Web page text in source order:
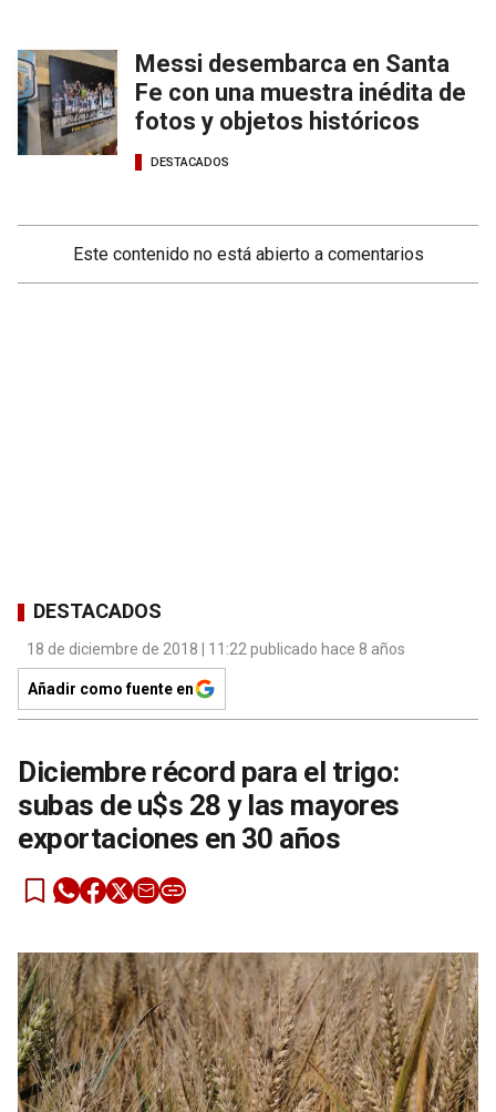
Messi desembarca en Santa
Fe con una muestra inédita de
fotos y objetos históricos
DESTACADOS
Este contenido no está abierto a comentarios
DESTACADOS
18 de diciembre de 2018 | 11:22 publicado hace 8 años
Añadir como fuente en
Diciembre récord para el trigo:
subas de u$s 28 y las mayores
exportaciones en 30 años